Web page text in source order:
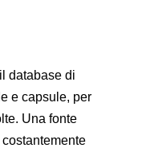
database di
e capsule, per
Una fonte